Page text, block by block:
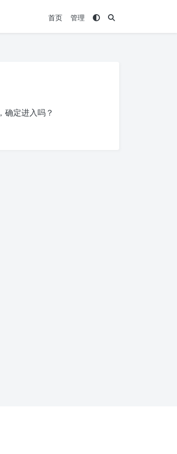
首页 管理
，确定进入吗？